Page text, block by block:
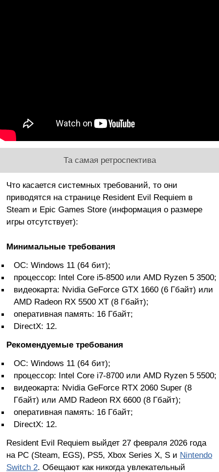
Та самая ретроспектива
Что касается системных требований, то они
приводятся на странице Resident Evil Requiem в
Steam и Epic Games Store (информация о размере
игры отсутствует):
Минимальные требования
ОС: Windows 11 (64 бит);
процессор: Intel Core i5-8500 или AMD Ryzen 5 3500;
видеокарта: Nvidia GeForce GTX 1660 (6 Гбайт) или
AMD Radeon RX 5500 XT (8 Гбайт);
оперативная память: 16 Гбайт;
DirectX: 12.
Рекомендуемые требования
ОС: Windows 11 (64 бит);
процессор: Intel Core i7-8700 или AMD Ryzen 5 5500;
видеокарта: Nvidia GeForce RTX 2060 Super (8
Гбайт) или AMD Radeon RX 6600 (8 Гбайт);
оперативная память: 16 Гбайт;
DirectX: 12.
Resident Evil Requiem выйдет 27 февраля 2026 года
на PC (Steam, EGS), PS5, Xbox Series X, S и Nintendo
Switch 2. Обещают как никогда увлекательный